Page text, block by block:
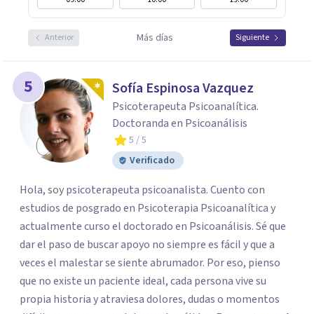
Anterior Más días Siguiente
5 Sofía Espinosa Vazquez
Psicoterapeuta Psicoanalítica.
Doctoranda en Psicoanálisis
5 / 5
Verificado
Hola, soy psicoterapeuta psicoanalista. Cuento con
estudios de posgrado en Psicoterapia Psicoanalítica y
actualmente curso el doctorado en Psicoanálisis. Sé que
dar el paso de buscar apoyo no siempre es fácil y que a
veces el malestar se siente abrumador. Por eso, pienso
que no existe un paciente ideal, cada persona vive su
propia historia y atraviesa dolores, dudas o momentos